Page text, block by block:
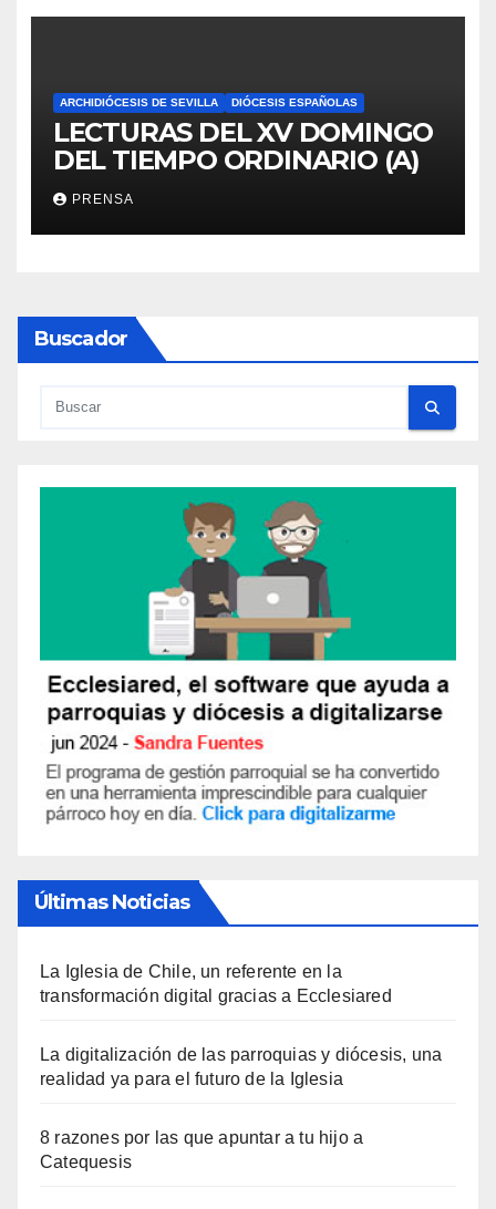
ARCHIDIÓCESIS DE SEVILLA DIÓCESIS ESPAÑOLAS
LECTURAS DEL XV DOMINGO
DEL TIEMPO ORDINARIO (A)
PRENSA
Buscador
Últimas Noticias
La Iglesia de Chile, un referente en la
transformación digital gracias a Ecclesiared
La digitalización de las parroquias y diócesis, una
realidad ya para el futuro de la Iglesia
8 razones por las que apuntar a tu hijo a
Catequesis